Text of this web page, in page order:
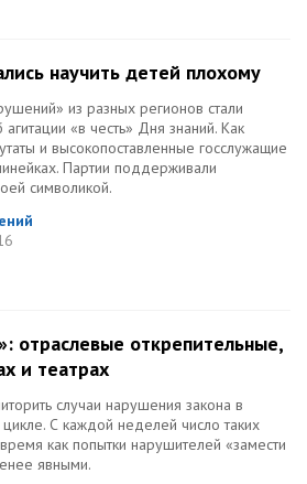
научить детей плохому
из разных регионов стали
«в честь» Дня знаний. Как
и высокопоставленные госслужащие
Партии поддерживали
символикой.
отраслевые открепительные,
и театрах
случаи нарушения закона в
С каждой неделей число таких
как попытки нарушителей «замести
явными.